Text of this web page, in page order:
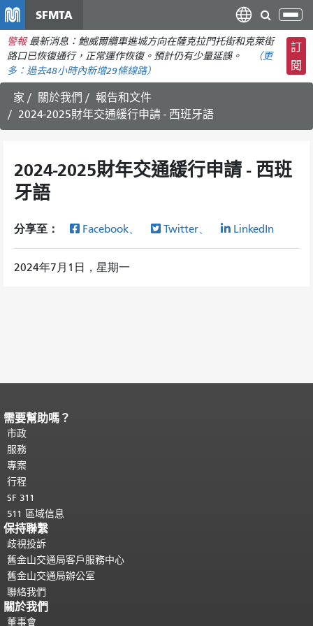
主
要
SFMTA
切
換
導
航
警報 最新消息：鮑威爾纜車進城方向在薩克拉門托街和克萊街
路口已恢復通行，正常運作恢復。預計仍有少量延誤。
（更
多： 過去48小時內新增29條線路）
訂
閱
家 關於我們
報告和文件
2024-2025財年交通緩行申請 - 西班牙語
2024-2025財年交通緩行申請 - 西班
牙語
分享至： Facebook、 Twitter、 LinkedIn
2024年7月1日，星期一
頁面內容結束。
都會重複顯示。
需要幫助嗎？
市政
服務
專案
行程
SF 311
511 區域信息
保持聯繫
歧視投訴
舊金山交通局客戶服務中心
舊金山交通局辦公室
聯絡我們
關於我們
董事會